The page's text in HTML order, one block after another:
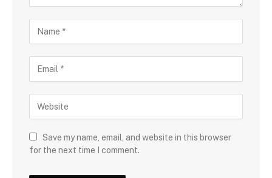
Save my name, email, and website in this browser
for the next time I comment.